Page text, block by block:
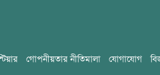
গোপনীয়তার নীতিমালা যোগাযোগ